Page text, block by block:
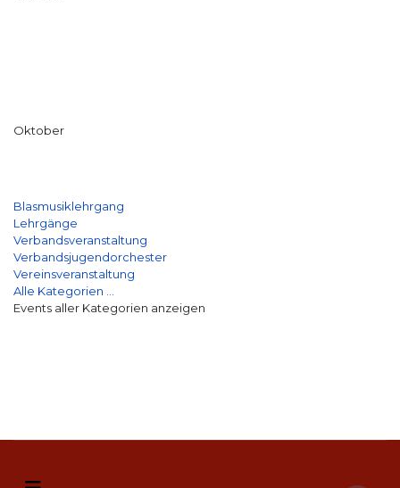
Oktober
Blasmusiklehrgang
Lehrgänge
Verbandsveranstaltung
Verbandsjugendorchester
Vereinsveranstaltung
Alle Kategorien ...
Events aller Kategorien anzeigen